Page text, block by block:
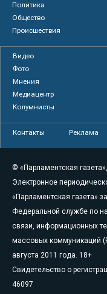
Политика
Общество
Происшествия
Видео
Фото
Мнения
Медиацентр
Колумнисты
Контакты Реклама
© «Парламентская
Электронное
«Парламентская газета»
Федеральной службе по
связи, информационных
массовых коммуникаций
августа 2011 года. 18+
Свидетельство о
46097